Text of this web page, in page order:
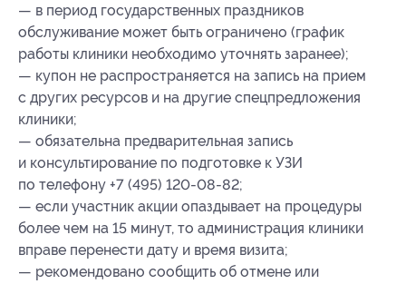
— в период государственных праздников
обслуживание может быть ограничено (график
работы клиники необходимо уточнять заранее);
— купон не распространяется на запись на прием
с других ресурсов и на другие спецпредложения
клиники;
— обязательна предварительная запись
и консультирование по подготовке к УЗИ
по телефону +7 (495) 120-08-82;
— если участник акции опаздывает на процедуры
более чем на 15 минут, то администрация клиники
вправе перенести дату и время визита;
— рекомендовано сообщить об отмене или